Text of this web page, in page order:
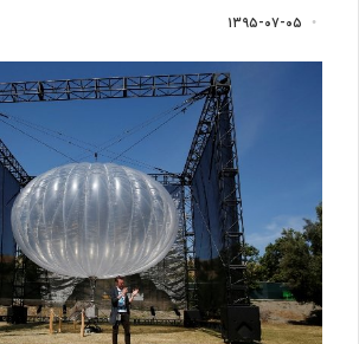
۱۳۹۵-۰۷-۰۵